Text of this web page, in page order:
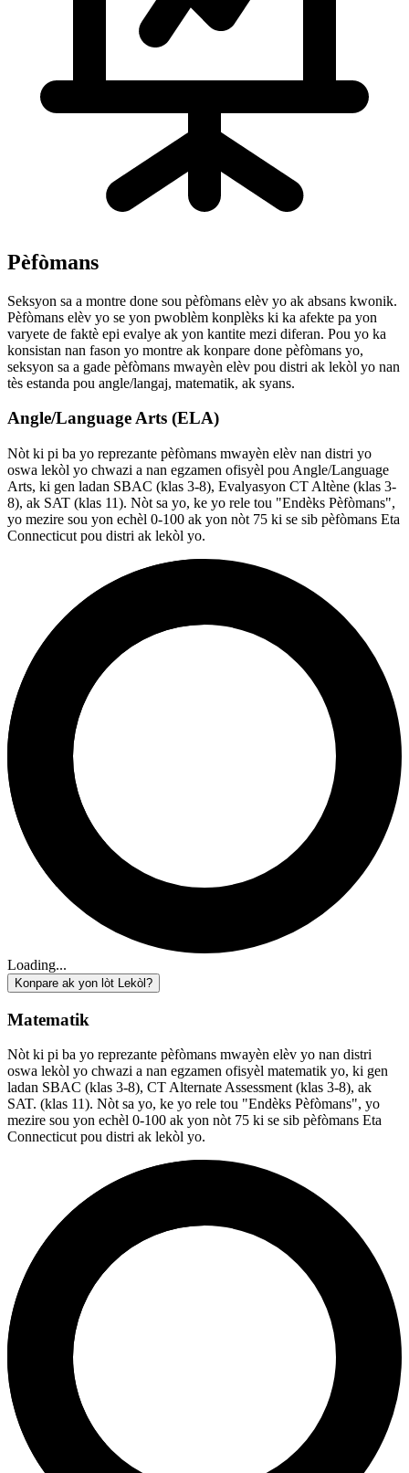
Pèfòmans
Seksyon sa a montre done sou pèfòmans elèv yo ak absans kwonik.
Pèfòmans elèv yo se yon pwoblèm konplèks ki ka afekte pa yon
varyete de faktè epi evalye ak yon kantite mezi diferan. Pou yo ka
konsistan nan fason yo montre ak konpare done pèfòmans yo,
seksyon sa a gade pèfòmans mwayèn elèv pou distri ak lekòl yo nan
tès estanda pou angle/langaj, matematik, ak syans.
Angle/Language Arts (ELA)
Nòt ki pi ba yo reprezante pèfòmans mwayèn elèv nan distri yo
oswa lekòl yo chwazi a nan egzamen ofisyèl pou Angle/Language
Arts, ki gen ladan SBAC (klas 3-8), Evalyasyon CT Altène (klas 3-
8), ak SAT (klas 11). Nòt sa yo, ke yo rele tou "Endèks Pèfòmans",
yo mezire sou yon echèl 0-100 ak yon nòt 75 ki se sib pèfòmans Eta
Connecticut pou distri ak lekòl yo.
Loading...
Konpare ak yon lòt Lekòl?
Matematik
Nòt ki pi ba yo reprezante pèfòmans mwayèn elèv yo nan distri
oswa lekòl yo chwazi a nan egzamen ofisyèl matematik yo, ki gen
ladan SBAC (klas 3-8), CT Alternate Assessment (klas 3-8), ak
SAT. (klas 11). Nòt sa yo, ke yo rele tou "Endèks Pèfòmans", yo
mezire sou yon echèl 0-100 ak yon nòt 75 ki se sib pèfòmans Eta
Connecticut pou distri ak lekòl yo.